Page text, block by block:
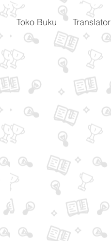
Toko Buku Translator